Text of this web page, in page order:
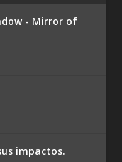
- Mirror of
impactos.